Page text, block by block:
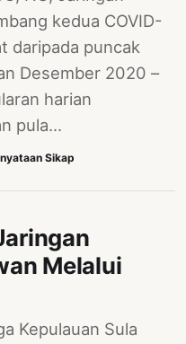
kedua COVID-
daripada puncak
Desember 2020 –
harian
pula…
Sikap
Melalui
Kepulauan Sula